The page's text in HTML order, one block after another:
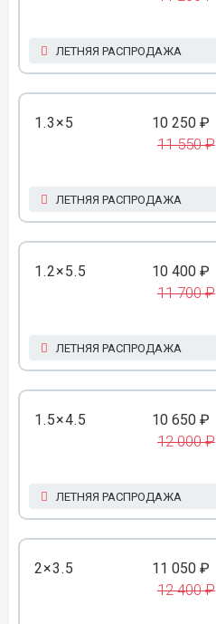
ЛЕТНЯЯ РАСПРОДАЖА
1.3×5 10 250 ₽
11 550 ₽
ЛЕТНЯЯ РАСПРОДАЖА
1.2×5.5 10 400 ₽
11 700 ₽
ЛЕТНЯЯ РАСПРОДАЖА
1.5×4.5 10 650 ₽
12 000 ₽
ЛЕТНЯЯ РАСПРОДАЖА
2×3.5 11 050 ₽
12 400 ₽